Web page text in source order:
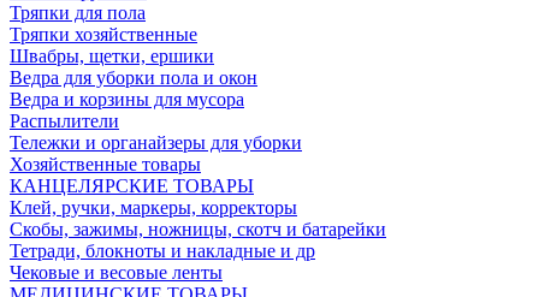
Тряпки для пола
Тряпки хозяйственные
Швабры, щетки, ершики
Ведра для уборки пола и окон
Ведра и корзины для мусора
Распылители
Тележки и органайзеры для уборки
Хозяйственные товары
КАНЦЕЛЯРСКИЕ ТОВАРЫ
Клей, ручки, маркеры, корректоры
Скобы, зажимы, ножницы, скотч и батарейки
Тетради, блокноты и накладные и др
Чековые и весовые ленты